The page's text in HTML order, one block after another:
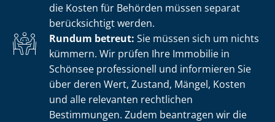
die Kosten für Behörden müssen separat
berücksichtigt werden.
Rundum betreut: Sie müssen sich um nichts
kümmern. Wir prüfen Ihre Immobilie in
Schönsee professionell und informieren Sie
über deren Wert, Zustand, Mängel, Kosten
und alle relevanten rechtlichen
Bestimmungen. Zudem beantragen wir die